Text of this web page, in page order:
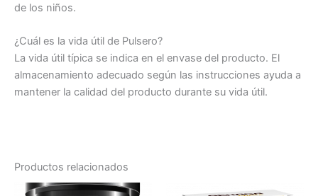
de los niños.
¿Cuál es la vida útil de Pulsero?
La vida útil típica se indica en el envase del producto. El
almacenamiento adecuado según las instrucciones ayuda a
mantener la calidad del producto durante su vida útil.
Productos relacionados